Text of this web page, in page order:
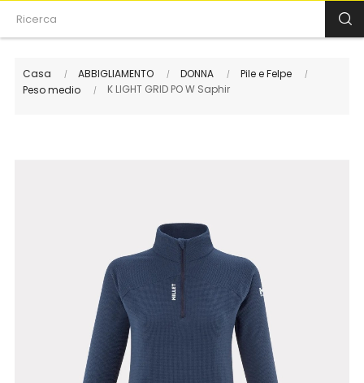
Casa ABBIGLIAMENTO DONNA
Pile e Felpe
Peso medio
K LIGHT GRID PO W Saphir